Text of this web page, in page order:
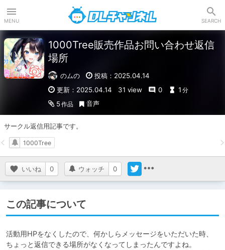
MENU SEARCH
1000Tree販売作品お問い合わせ返信
場所
のムの
投稿：2025.04.14
更新：2025.04.14
31 view 0 1 分
5作品 音声
サークル返信用記事です。
いいね 0 ウォッチ 0
1000Tree
この記事について
活動用HPをなくしたので、何かしらメッセージをいただいた時、
ちょっと返信できる場所がなくなってしまったんですよね。